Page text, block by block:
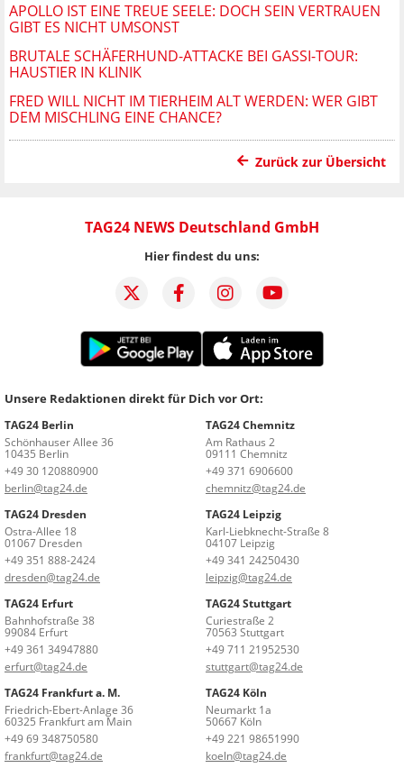
APOLLO IST EINE TREUE SEELE: DOCH SEIN VERTRAUEN
GIBT ES NICHT UMSONST
BRUTALE SCHÄFERHUND-ATTACKE BEI GASSI-TOUR:
HAUSTIER IN KLINIK
FRED WILL NICHT IM TIERHEIM ALT WERDEN: WER GIBT
DEM MISCHLING EINE CHANCE?
Zurück zur Übersicht
TAG24 NEWS Deutschland GmbH
Hier findest du uns:
Unsere Redaktionen direkt für Dich vor Ort:
TAG24 Berlin
Schönhauser Allee 36
10435 Berlin
+49 30 120880900
berlin@tag24.de
TAG24 Chemnitz
Am Rathaus 2
09111 Chemnitz
+49 371 6906600
chemnitz@tag24.de
TAG24 Dresden
Ostra-Allee 18
01067 Dresden
+49 351 888-2424
dresden@tag24.de
TAG24 Leipzig
Karl-Liebknecht-Straße 8
04107 Leipzig
+49 341 24250430
leipzig@tag24.de
TAG24 Erfurt
Bahnhofstraße 38
99084 Erfurt
+49 361 34947880
erfurt@tag24.de
TAG24 Stuttgart
Curiestraße 2
70563 Stuttgart
+49 711 21952530
stuttgart@tag24.de
TAG24 Frankfurt a. M.
Friedrich-Ebert-Anlage 36
60325 Frankfurt am Main
+49 69 348750580
frankfurt@tag24.de
TAG24 Köln
Neumarkt 1a
50667 Köln
+49 221 98651990
koeln@tag24.de